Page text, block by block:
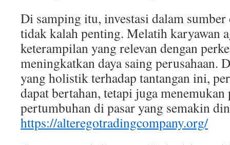
Di samping itu, investasi dalam sumber
tidak kalah penting. Melatih karyawan
keterampilan yang relevan dengan
meningkatkan daya saing perusahaan.
yang holistik terhadap tantangan ini,
dapat bertahan, tetapi juga
pertumbuhan di pasar yang semakin
https://alteregotradingcompany.org/